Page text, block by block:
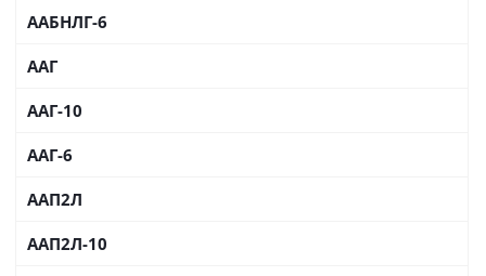
ААБНЛГ-6
ААГ
ААГ-10
ААГ-6
ААП2Л
ААП2Л-10